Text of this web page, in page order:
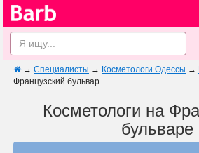
→ Специалисты → Косметологи Одессы →
Французский бульвар
Косметологи на
бульваре